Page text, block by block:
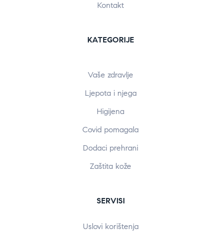
Kontakt
KATEGORIJE
Vaše zdravlje
Ljepota i njega
Higijena
Covid pomagala
Dodaci prehrani
Zaštita kože
SERVISI
Uslovi korištenja